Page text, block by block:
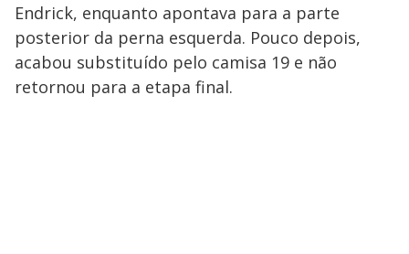
Endrick, enquanto apontava para a parte
posterior da perna esquerda. Pouco depois,
acabou substituído pelo camisa 19 e não
retornou para a etapa final.